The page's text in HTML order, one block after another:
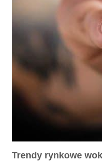
Trendy rynkowe